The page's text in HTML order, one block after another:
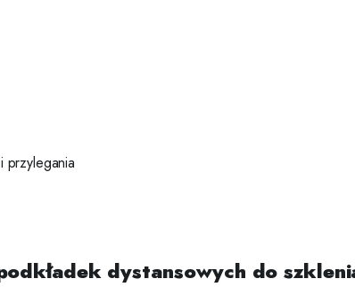
przylegania
dystansowych do